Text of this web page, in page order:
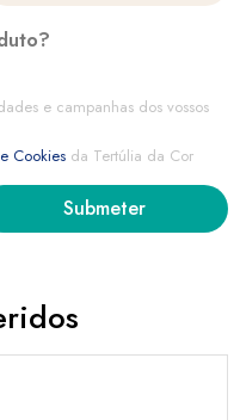
e campanhas dos vossos
Cookies da Tertúlia da Cor